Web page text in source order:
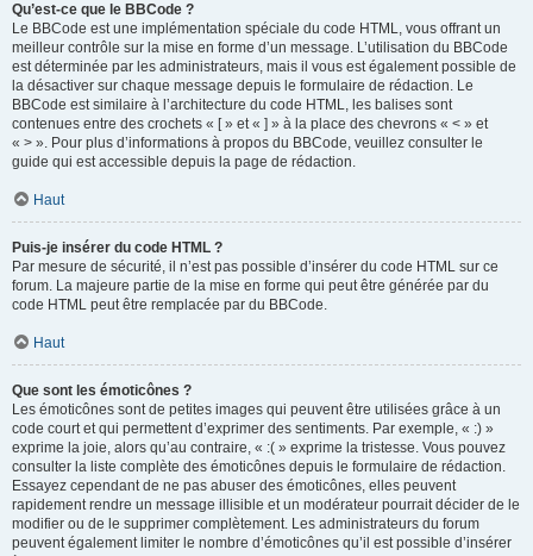
Qu’est-ce que le BBCode ?
Le BBCode est une implémentation spéciale du code HTML, vous offrant un
meilleur contrôle sur la mise en forme d’un message. L’utilisation du BBCode
est déterminée par les administrateurs, mais il vous est également possible de
la désactiver sur chaque message depuis le formulaire de rédaction. Le
BBCode est similaire à l’architecture du code HTML, les balises sont
contenues entre des crochets « [ » et « ] » à la place des chevrons « < » et
« > ». Pour plus d’informations à propos du BBCode, veuillez consulter le
guide qui est accessible depuis la page de rédaction.
Haut
Puis-je insérer du code HTML ?
Par mesure de sécurité, il n’est pas possible d’insérer du code HTML sur ce
forum. La majeure partie de la mise en forme qui peut être générée par du
code HTML peut être remplacée par du BBCode.
Haut
Que sont les émoticônes ?
Les émoticônes sont de petites images qui peuvent être utilisées grâce à un
code court et qui permettent d’exprimer des sentiments. Par exemple, « :) »
exprime la joie, alors qu’au contraire, « :( » exprime la tristesse. Vous pouvez
consulter la liste complète des émoticônes depuis le formulaire de rédaction.
Essayez cependant de ne pas abuser des émoticônes, elles peuvent
rapidement rendre un message illisible et un modérateur pourrait décider de le
modifier ou de le supprimer complètement. Les administrateurs du forum
peuvent également limiter le nombre d’émoticônes qu’il est possible d’insérer